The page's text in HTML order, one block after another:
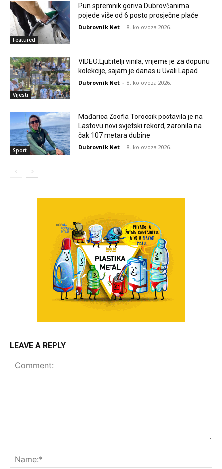
Featured
Pun spremnik goriva Dubrovčanima
pojede više od 6 posto prosječne plaće
Dubrovnik Net - 8. kolovoza 2026.
Vijesti
VIDEO:Ljubitelji vinila, vrijeme je za dopunu
kolekcije, sajam je danas u Uvali Lapad
Dubrovnik Net - 8. kolovoza 2026.
Sport
Mađarica Zsofia Torocsik postavila je na
Lastovu novi svjetski rekord, zaronila na
čak 107 metara dubine
Dubrovnik Net - 8. kolovoza 2026.
LEAVE A REPLY